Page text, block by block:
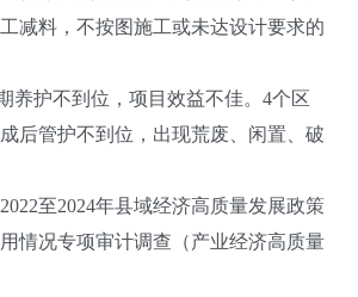
减料，不按图施工或未达设计要求的
护不到位，项目效益不佳。4个区
后管护不到位，出现荒废、闲置、破
至2024年县域经济高质量发展政策
情况专项审计调查（产业经济高质量